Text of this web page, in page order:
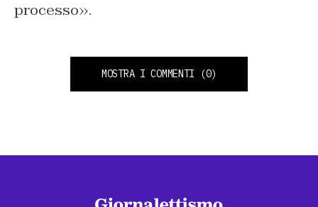
processo».
MOSTRA I COMMENTI (0)